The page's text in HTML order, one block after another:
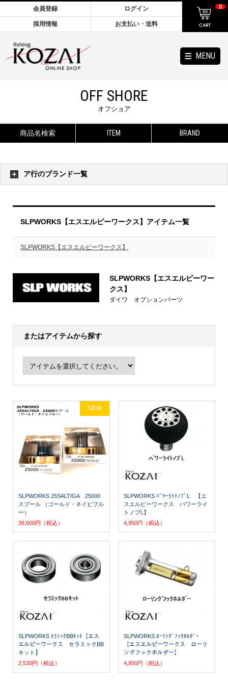
MENU
会員登録 ログイン
採用情報 お支払い・送料
0
OFF SHORE
オフショア
商品名検索 ITEM BRAND
ア行のブランド一覧
SLPWORKS【エスエルピーワークス】アイテム一覧
SLPWORKS【エスエルピーワークス】
SLPWORKS【エスエルピーワー
クス】
ダイワ オプションパーツ
またはアイテムから探す
SLPWORKS 25SALTIGA 25000
スプール （ゴールド・ネイビブル
ー）
39,600円（税込）
NEW
SLPWORKS ﾊﾟﾜｰﾗｲﾄﾉﾌﾞL 【エ
スエルピーワークス パワーライ
トノブL】
4,950円（税込）
SLPWORKS ｾﾗﾐｯｸBBｷｯﾄ【エス
エルピーワークス セラミックBB
キット】
2,530円（税込）
SLPWORKS ﾛｰﾘﾝｸﾞﾌｯｸﾎﾙﾀﾞｰ
【エスエルピーワークス ローリ
ングフックホルダー】
4,950円（税込）